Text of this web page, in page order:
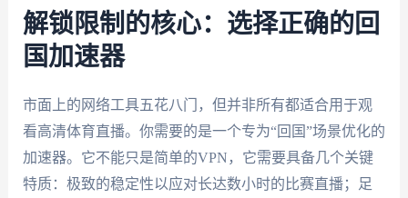
解锁限制的核心：选择正确的回
国加速器
市面上的网络工具五花八门，但并非所有都适合用于观
看高清体育直播。你需要的是一个专为“回国”场景优化的
加速器。它不能只是简单的VPN，它需要具备几个关键
特质：极致的稳定性以应对长达数小时的比赛直播；足